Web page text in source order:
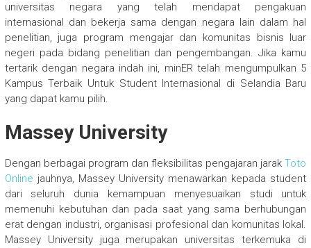
universitas negara yang telah mendapat pengakuan
internasional dan bekerja sama dengan negara lain dalam hal
penelitian, juga program mengajar dan komunitas bisnis luar
negeri pada bidang penelitian dan pengembangan. Jika kamu
tertarik dengan negara indah ini, minER telah mengumpulkan 5
Kampus Terbaik Untuk Student Internasional di Selandia Baru
yang dapat kamu pilih.
Massey University
Dengan berbagai program dan fleksibilitas pengajaran jarakToto
Online jauhnya, Massey University menawarkan kepada student
dari seluruh dunia kemampuan menyesuaikan studi untuk
memenuhi kebutuhan dan pada saat yang sama berhubungan
erat dengan industri, organisasi profesional dan komunitas lokal.
Massey University juga merupakan universitas terkemuka di